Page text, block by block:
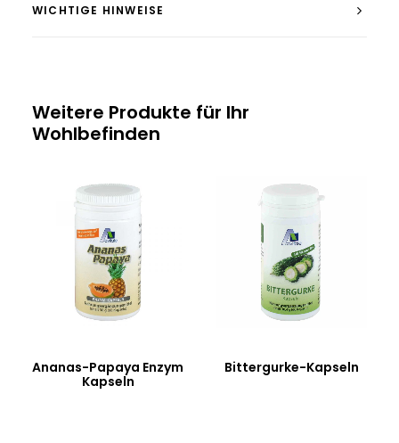
WICHTIGE HINWEISE
Weitere Produkte für Ihr
Wohlbefinden
Ananas-Papaya Enzym
Kapseln
Bittergurke-Kapseln